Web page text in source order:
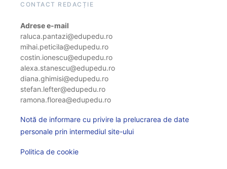
CONTACT REDACȚIE
Adrese e-mail
raluca.pantazi@edupedu.ro
mihai.peticila@edupedu.ro
costin.ionescu@edupedu.ro
alexa.stanescu@edupedu.ro
diana.ghimisi@edupedu.ro
stefan.lefter@edupedu.ro
ramona.florea@edupedu.ro
Notă de informare cu privire la prelucrarea de date
personale prin intermediul site-ului
Politica de cookie